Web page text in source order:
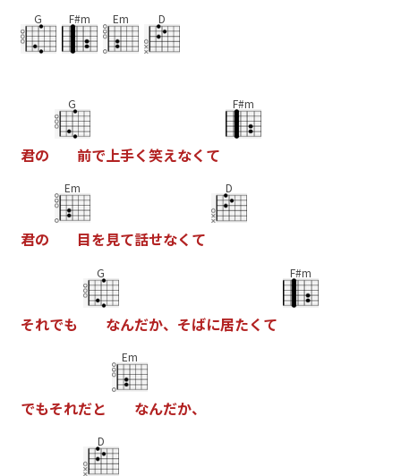
G F#m Em D
君の
G
前で 上手く笑えなく て
F#m
君の
Em
目を見て話せなく て
D
それでも
G
なんだか、 そばに居たく て
F#m
でもそれだと
Em
なんだか、
D